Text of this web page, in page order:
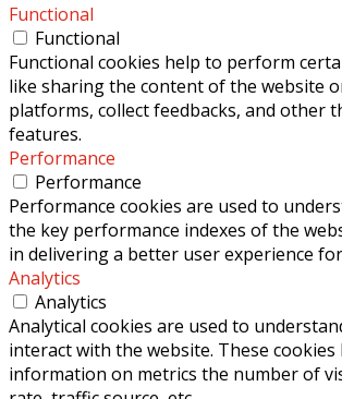
Functional
Functional
Functional cookies help to perform
like sharing the content of the website
platforms, collect feedbacks, and other
features.
Performance
Performance
Performance cookies are used to
the key performance indexes of the
in delivering a better user experience
Analytics
Analytics
Analytical cookies are used to
interact with the website. These cookies
information on metrics the number of